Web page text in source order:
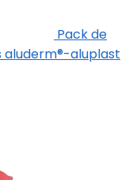
Pack de
aluderm®-aluplast